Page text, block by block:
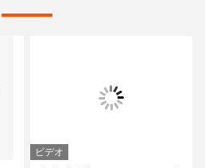
ビデオ